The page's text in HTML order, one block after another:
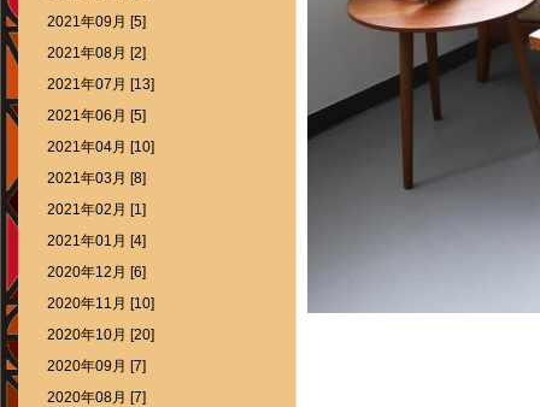
2021年09月 [5]
2021年08月 [2]
2021年07月 [13]
2021年06月 [5]
2021年04月 [10]
2021年03月 [8]
2021年02月 [1]
2021年01月 [4]
2020年12月 [6]
2020年11月 [10]
2020年10月 [20]
2020年09月 [7]
2020年08月 [7]